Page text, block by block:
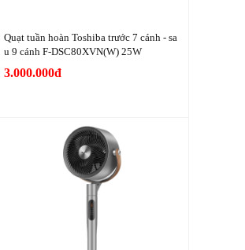
Quạt tuần hoàn Toshiba trước 7 cánh - sa
u 9 cánh F-DSC80XVN(W) 25W
3.000.000đ